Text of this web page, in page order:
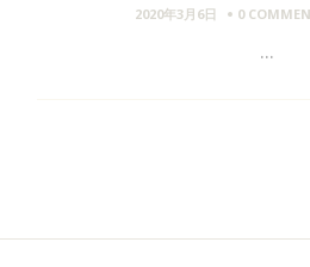
2020年3月6日 0
...